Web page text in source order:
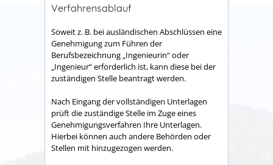
Verfahrensablauf
Soweit z. B. bei ausländischen Abschlüssen eine
Genehmigung zum Führen der
Berufsbezeichnung „Ingenieurin“ oder
„Ingenieur“ erforderlich ist, kann diese bei der
zuständigen Stelle beantragt werden.
Nach Eingang der vollständigen Unterlagen
prüft die zuständige Stelle im Zuge eines
Genehmigungsverfahren Ihre Unterlagen.
Hierbei können auch andere Behörden oder
Stellen mit hinzugezogen werden.